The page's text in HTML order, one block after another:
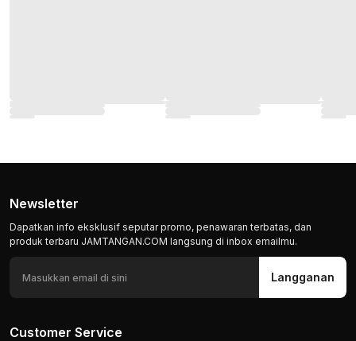
Newsletter
Dapatkan info eksklusif seputar promo, penawaran terbatas, dan
produk terbaru JAMTANGAN.COM langsung di inbox emailmu.
Langganan
Customer Service